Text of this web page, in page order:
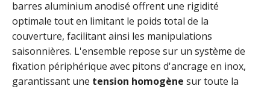
barres aluminium anodisé offrent une rigidité
optimale tout en limitant le poids total de la
couverture, facilitant ainsi les manipulations
saisonnières. L'ensemble repose sur un système de
fixation périphérique avec pitons d'ancrage en inox,
garantissant une tension homogène sur toute la